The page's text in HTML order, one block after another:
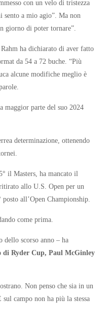
con un velo di tristezza
sento a mio agio”. Ma non
giorno di poter tornare”.
ha dichiarato di aver fatto
da 54 a 72 buche. “Più
alcune modifiche meglio è
maggior parte del suo 2024
determinazione, ottenendo
il Masters, ha mancato il
allo U.S. Open per un
all’Open Championship.
come prima.
dello scorso anno – ha
di Ryder Cup, Paul McGinley
Non penso che sia in un
campo non ha più la stessa